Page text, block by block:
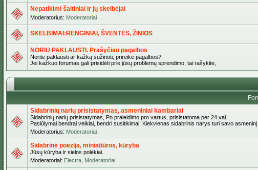
Nepatikimi šaltiniai ir jų skelbėjai
Moderatorius: Moderatoriai
SKELBIMAI:RENGINIAI, ŠVENTĖS, ŽINIOS
NORIU PAKLAUSTI. Prašyčiau pagalbos
Norite paklausti ar kažką sužinoti, prireikė pagalbos?
Jei kažkuo forumas gali prisidėti prie jūsų problemų sprendimo, tai rašykite,
Sidabrinių narių prisistatymas, asmeniniai kambariai
Sidabrinių narių prisistatymas, Po praleidimo pro vartus, prisistatoma per 24 val.
Pasiūlymai bendrai veiklai, bendri susitikimai. Kiekvienas sidabrinis narys turi savo
Moderatorius: Moderatoriai
Sidabrinė poezija, miniatiūros, kūryba
Jūsų kūryba ir sielos polėkiai.
Moderatoriai: Electra Moderatoriai